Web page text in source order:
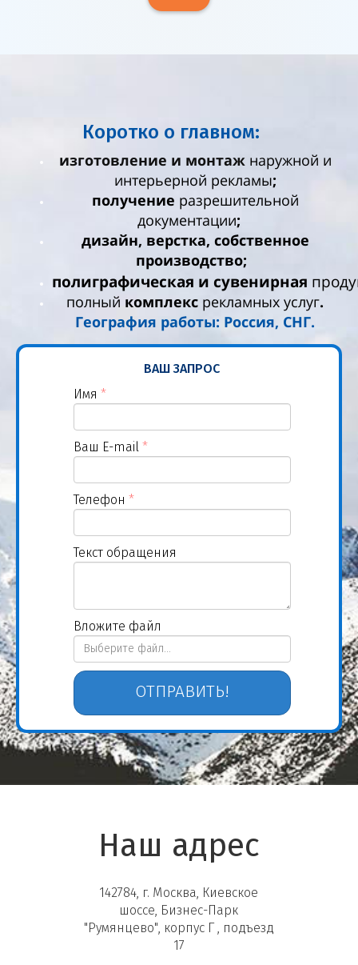
Коротко о главном:
изготовление и монтаж наружной и
интерьерной рекламы;
получение разрешительной
документации;
дизайн, верстка, собственное
производство;
полиграфическая и сувенирная
полный комплекс рекламных услуг.
География работы: Россия, СНГ.
ВАШ ЗАПРОС
Имя *
Ваш E-mail *
Телефон *
Текст обращения
Вложите файл
Выберите файл...
ОТПРАВИТЬ!
Наш адрес
142784, г. Москва, Киевское
шоссе, Бизнес-Парк
"Румянцево", корпус Г , подъезд
17